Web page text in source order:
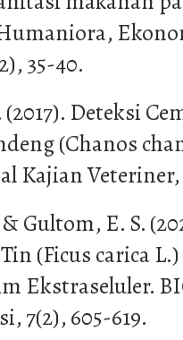
35-40.
(2017). Deteksi
(Chanos
Kajian Veteriner,
Gultom, E. S.
(Ficus carica
Ekstraseluler.
7(2), 605-619.